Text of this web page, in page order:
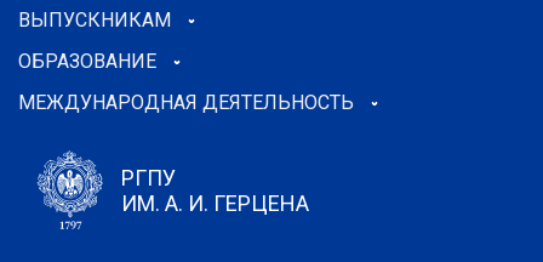
ВЫПУСКНИКАМ
ОБРАЗОВАНИЕ
МЕЖДУНАРОДНАЯ ДЕЯТЕЛЬНОСТЬ
РГПУ
ИМ. А. И. ГЕРЦЕНА